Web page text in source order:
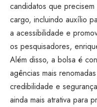
candidatos que
cargo, incluindo auxílio
a acessibilidade e
os pesquisadores,
Além disso, a bolsa é
agências mais
credibilidade e
ainda mais atrativa para